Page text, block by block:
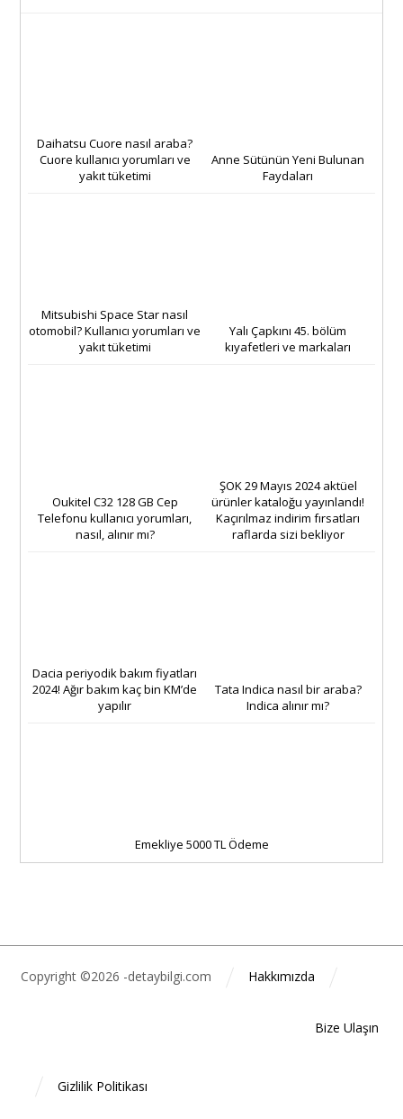
Daihatsu Cuore nasıl araba?
Cuore kullanıcı yorumları ve
yakıt tüketimi
Anne Sütünün Yeni Bulunan
Faydaları
Mitsubishi Space Star nasıl
otomobil? Kullanıcı yorumları ve
yakıt tüketimi
Yalı Çapkını 45. bölüm
kıyafetleri ve markaları
Oukitel C32 128 GB Cep
Telefonu kullanıcı yorumları,
nasıl, alınır mı?
ŞOK 29 Mayıs 2024 aktüel
ürünler kataloğu yayınlandı!
Kaçırılmaz indirim fırsatları
raflarda sizi bekliyor
Dacia periyodik bakım fiyatları
2024! Ağır bakım kaç bin KM’de
yapılır
Tata Indica nasıl bir araba?
Indica alınır mı?
Emekliye 5000 TL Ödeme
Copyright ©2026 -detaybilgi.com Hakkımızda
Bize Ulaşın
Gizlilik Politikası